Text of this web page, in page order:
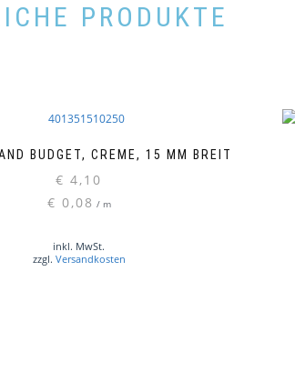
PRODUKTE
BUDGET, CREME, 15 MM BREIT
€ 4,10
€ 0,08 / m
inkl. MwSt.
zzgl. Versandkosten